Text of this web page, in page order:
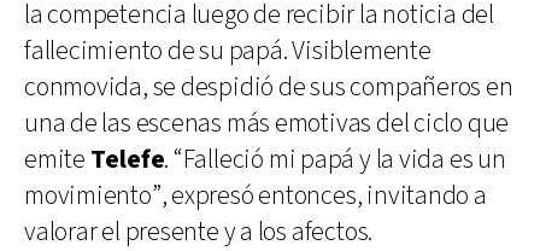
la competencia luego de recibir la noticia del
fallecimiento de su papá. Visiblemente
conmovida, se despidió de sus compañeros en
una de las escenas más emotivas del ciclo que
emite Telefe. “Falleció mi papá y la vida es un
movimiento”, expresó entonces, invitando a
valorar el presente y a los afectos.